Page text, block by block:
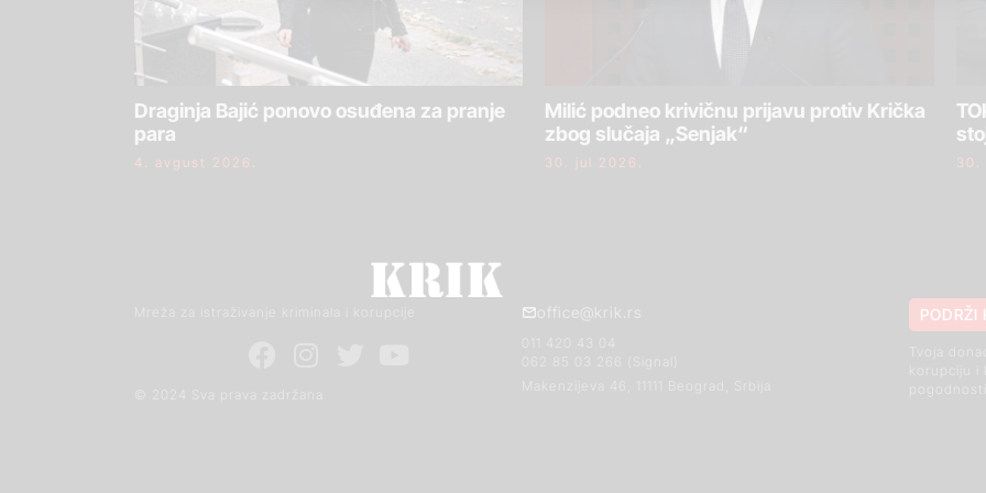
Draginja Bajić ponovo osuđena za pranje
para
4. avgust 2026.
Milić podneo krivičnu prijavu protiv Krička
zbog slučaja „Senjak“
30. jul 2026. 30.
Mreža za istraživanje kriminala i korupcije
© 2024 Sva prava zadržana
office@krik.rs
011 420 43 04
Makenzijeva 46, 11111 Beograd, Srbija
PODRŽI
korupciju i